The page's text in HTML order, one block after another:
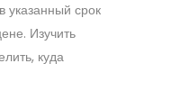
указанный срок
Изучить
куда